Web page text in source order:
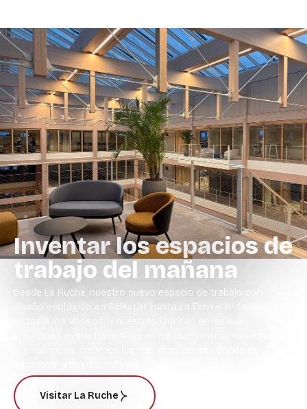
Inventar los espacios de
trabajo del mañana
Desde La Ruche, nuestro nuevo espacio de trabajo con
diseño ecológico en Sélestat, hasta La Ferme en Lièpvre, con
Visitar La Ruche